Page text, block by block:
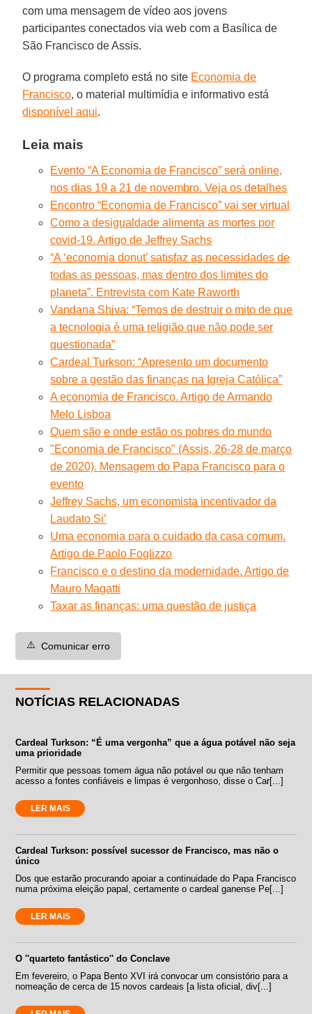
com uma mensagem de vídeo aos jovens
participantes conectados via web com a Basílica de
São Francisco de Assis.
O programa completo está no site Economia de
Francisco, o material multimídia e informativo está
disponível aqui.
Leia mais
Evento “A Economia de Francisco” será online,
nos dias 19 a 21 de novembro. Veja os detalhes
Encontro “Economia de Francisco” vai ser virtual
Como a desigualdade alimenta as mortes por
covid-19. Artigo de Jeffrey Sachs
“A ‘economia donut’ satisfaz as necessidades de
todas as pessoas, mas dentro dos limites do
planeta”. Entrevista com Kate Raworth
Vandana Shiva: “Temos de destruir o mito de que
a tecnologia é uma religião que não pode ser
questionada”
Cardeal Turkson: “Apresento um documento
sobre a gestão das finanças na Igreja Católica”
A economia de Francisco. Artigo de Armando
Melo Lisboa
Quem são e onde estão os pobres do mundo
"Economia de Francisco" (Assis, 26-28 de março
de 2020). Mensagem do Papa Francisco para o
evento
Jeffrey Sachs, um economista incentivador da
Laudato Si’
Uma economia para o cuidado da casa comum.
Artigo de Paolo Foglizzo
Francisco e o destino da modernidade. Artigo de
Mauro Magatti
Taxar as finanças: uma questão de justiça
⚠️ Comunicar erro
NOTÍCIAS RELACIONADAS
Cardeal Turkson: “É uma vergonha” que a água potável não seja
uma prioridade
Permitir que pessoas tomem água não potável ou que não tenham
acesso a fontes confiáveis e limpas é vergonhoso, disse o Car[...]
LER MAIS
Cardeal Turkson: possível sucessor de Francisco, mas não o
único
Dos que estarão procurando apoiar a continuidade do Papa Francisco
numa próxima eleição papal, certamente o cardeal ganense Pe[...]
LER MAIS
O ''quarteto fantástico'' do Conclave
Em fevereiro, o Papa Bento XVI irá convocar um consistório para a
nomeação de cerca de 15 novos cardeais [a lista oficial, div[...]